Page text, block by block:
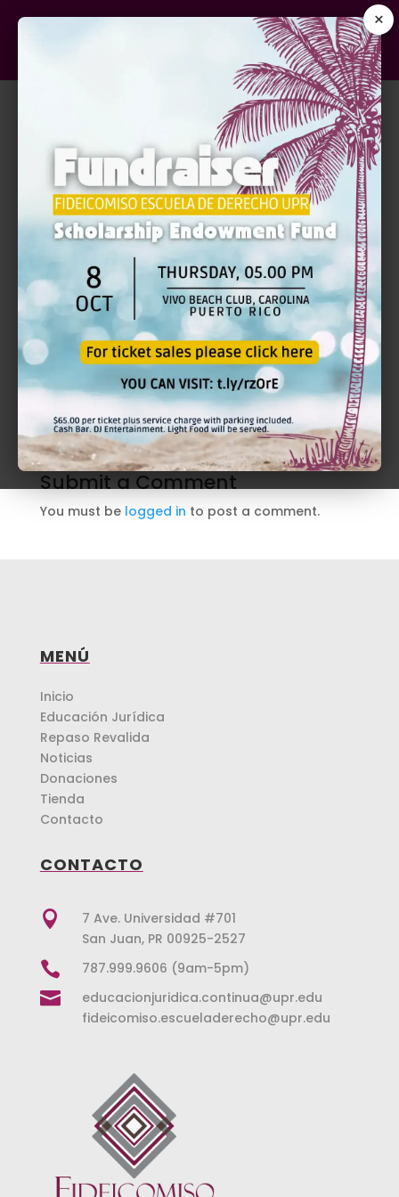
×
RLC Donations
$126.00
donated
3Donors
Donate
Submit a Comment
You must be logged in to post a comment.
MENÚ
Inicio
Educación Jurídica
Repaso Revalida
Noticias
Donaciones
Tienda
Contacto
CONTACTO

7 Ave. Universidad #701
San Juan, PR 00925-2527
 787.999.9606 (9am-5pm)

educacionjuridica.continua@upr.edu
fideicomiso.escueladerecho@upr.edu